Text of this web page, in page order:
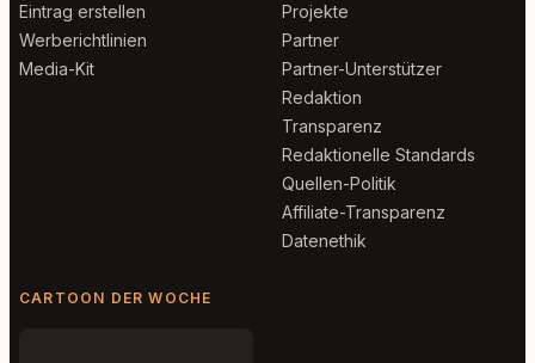
Eintrag erstellen
Werberichtlinien
Media-Kit
Projekte
Partner
Partner-Unterstützer
Redaktion
Transparenz
Redaktionelle Standards
Quellen-Politik
Affiliate-Transparenz
Datenethik
CARTOON DER WOCHE